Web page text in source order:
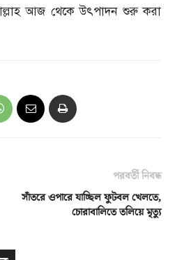
আজ থেকে উৎপাদন শুরু করা
পরবর্তী নিবন্ধ
সাঁতরে ওপারে যাচ্ছিল ফুটবল খেলতে,
চোরাবালিতে তলিয়ে মৃত্যু